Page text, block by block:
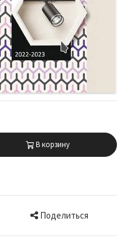
В корзину
Поделиться